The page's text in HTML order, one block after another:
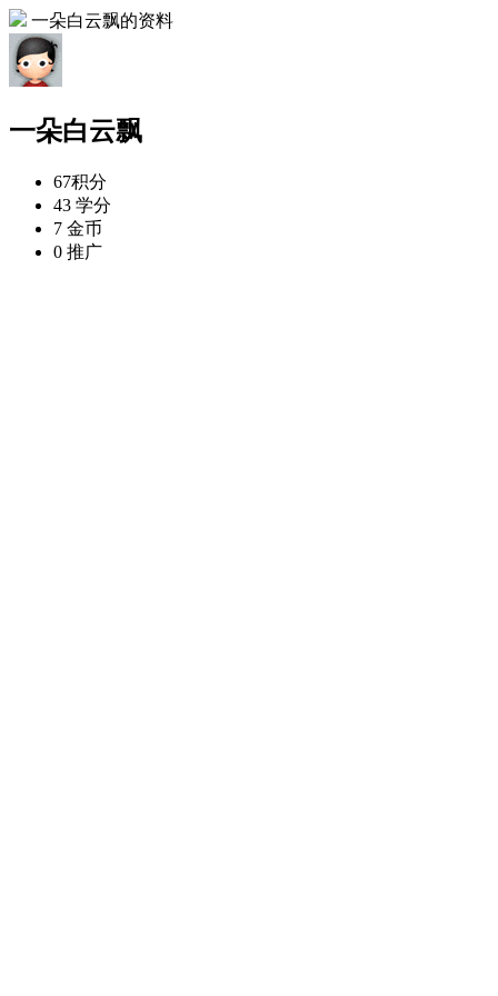
一朵白云飘的资料
一朵白云飘
67积分
43 学分
7 金币
0 推广